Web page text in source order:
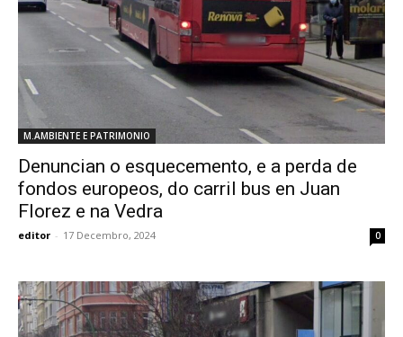
M.AMBIENTE E PATRIMONIO
Denuncian o esquecemento, e a perda de
fondos europeos, do carril bus en Juan
Florez e na Vedra
editor - 17 Decembro, 2024 0